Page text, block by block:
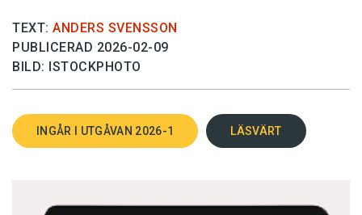
TEXT: ANDERS SVENSSON
PUBLICERAD 2026-02-09
BILD: ISTOCKPHOTO
INGÅR I UTGÅVAN 2026-1 LÄSVÄRT